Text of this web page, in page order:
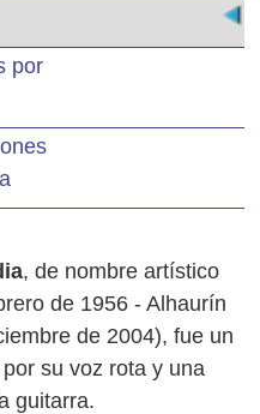
por
, de nombre artístico
de 1956 - Alhaurín
de 2004), fue un
su voz rota y una
guitarra.